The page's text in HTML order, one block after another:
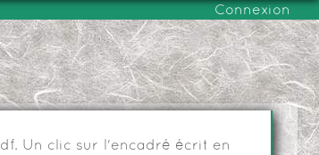
Connexion
Un clic sur l'encadré écrit en